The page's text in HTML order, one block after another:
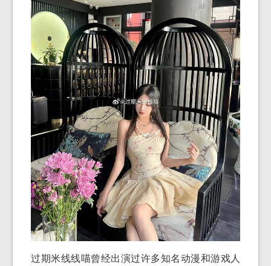
过期米线线喵曾经出演过许多知名动漫和游戏人